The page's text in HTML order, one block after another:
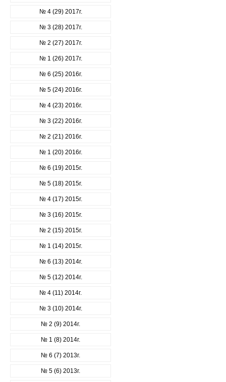
№ 4 (29) 2017г.
№ 3 (28) 2017г.
№ 2 (27) 2017г.
№ 1 (26) 2017г.
№ 6 (25) 2016г.
№ 5 (24) 2016г.
№ 4 (23) 2016г.
№ 3 (22) 2016г.
№ 2 (21) 2016г.
№ 1 (20) 2016г.
№ 6 (19) 2015г.
№ 5 (18) 2015г.
№ 4 (17) 2015г.
№ 3 (16) 2015г.
№ 2 (15) 2015г.
№ 1 (14) 2015г.
№ 6 (13) 2014г.
№ 5 (12) 2014г.
№ 4 (11) 2014г.
№ 3 (10) 2014г.
№ 2 (9) 2014г.
№ 1 (8) 2014г.
№ 6 (7) 2013г.
№ 5 (6) 2013г.